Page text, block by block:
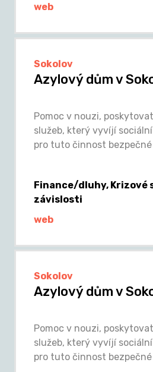
web
Sokolov
Azylový dům v
Pomoc v nouzi,
služeb, který vyvíjí
pro tuto činnost
Finance/dluhy, Krizové
závislosti
web
Sokolov
Azylový dům v
Pomoc v nouzi,
služeb, který vyvíjí
pro tuto činnost